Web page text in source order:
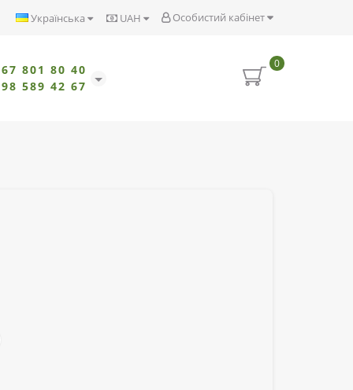
Особистий кабінет
UAH
Українська
801 80 40
589 42 67
0